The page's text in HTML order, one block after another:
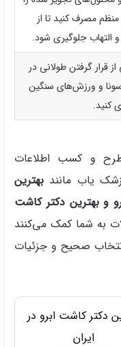
مصرف کنید تا از
التهاب جلوگیری شود.
قرار گرفتن طولانی در
سونا و ورزش‌های سنگین
کنید.
و کسب اطلاعات
یاب مانند بهترین
و بهترین دکتر کاشت
به شما کمک می‌کنند
صحیح و جزئیات
دکتر کاشت ابرو در
ایران